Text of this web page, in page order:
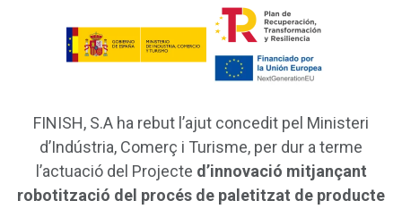
FINISH, S.A ha rebut l’ajut concedit pel Ministeri
d’Indústria, Comerç i Turisme, per dur a terme
l’actuació del Projecte d’innovació mitjançant
robotització del procés de paletitzat de producte